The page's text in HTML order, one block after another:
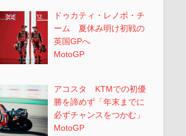
ドゥカティ・レノボ・チ
ーム 夏休み明け初戦の
英国GPへ
MotoGP
アコスタ KTMでの初優
勝を諦めず「年末までに
必ずチャンスをつかむ」
MotoGP